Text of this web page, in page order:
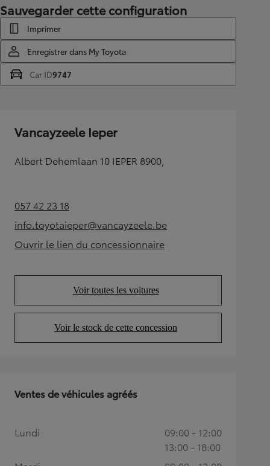
Sauvegarder cette configuration
Imprimer
Enregistrer dans My Toyota
Car ID9747
Vancayzeele Ieper
Albert Dehemlaan 10 IEPER 8900,
057 42 23 18(Opens in new tab)
info.toyotaieper@vancayzeele.be
(Opens in new tab)
Ouvrir le lien du concessionnaire
(Opens in new tab)
Voir toutes les voitures
(Opens in new tab)
Voir le stock de cette concession
(Opens in new tab)
Ventes de véhicules agréés
Lundi
09:00 - 12:00
13:00 - 18:00